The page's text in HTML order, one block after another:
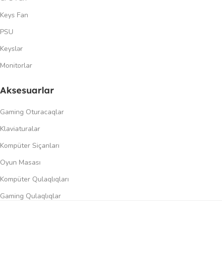
Keys Fan
PSU
Keyslər
Monitorlar
Aksesuarlar
Gaming Oturacaqlar
Klaviaturalar
Kompüter Siçanları
Oyun Masası
Kompüter Qulaqlıqları
Gaming Qulaqlıqlar